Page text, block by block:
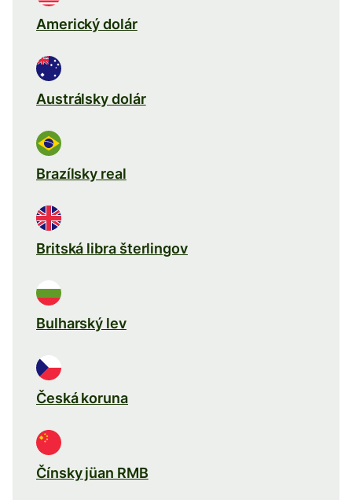
Americký dolár
Austrálsky dolár
Brazílsky real
Britská libra šterlingov
Bulharský lev
Česká koruna
Čínsky jüan RMB